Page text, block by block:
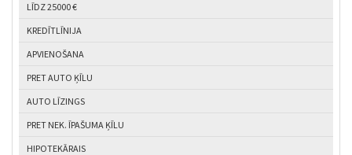
LĪDZ 25000 €
KREDĪTLĪNIJA
APVIENOŠANA
PRET AUTO ĶĪLU
AUTO LĪZINGS
PRET NEK. ĪPAŠUMA ĶĪLU
HIPOTEKĀRAIS